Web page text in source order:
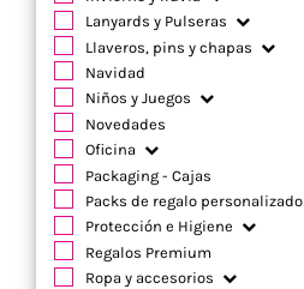
Lanyards y Pulseras
Llaveros, pins y chapas
Navidad
Niños y Juegos
Novedades
Oficina
Packaging - Cajas
Packs de regalo personalizado
Protección e Higiene
Regalos Premium
Ropa y accesorios